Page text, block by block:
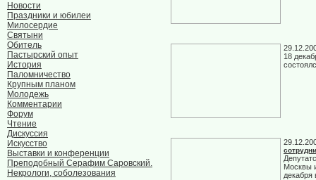
Новости
Праздники и юбилеи
Милосердие
Святыни
Обитель
Пастырский опыт
История
Паломничество
Крупным планом
Молодежь
Комментарии
Форум
Чтение
Дискуссия
Искусство
Выставки и конференции
Преподобный Серафим Саровский.
Некрологи, соболезования
18
Москвы